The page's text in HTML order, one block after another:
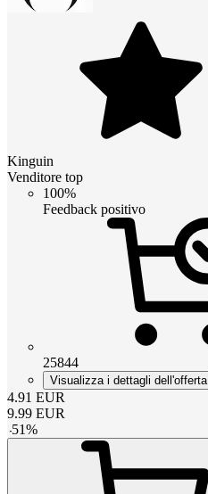
Kinguin
Venditore top
100%
Feedback positivo
25844
Visualizza i dettagli dell'offerta
4.91 EUR
9.99 EUR
-51%